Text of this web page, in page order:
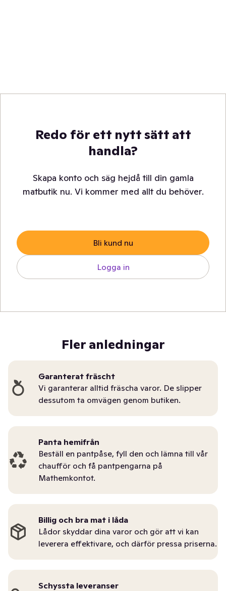
Redo för ett nytt sätt att
handla?
Skapa konto och säg hejdå till din gamla
matbutik nu. Vi kommer med allt du behöver.
Bli kund nu
Logga in
Fler anledningar
Garanterat fräscht
Vi garanterar alltid fräscha varor. De slipper
dessutom ta omvägen genom butiken.
Panta hemifrån
Beställ en pantpåse, fyll den och lämna till vår
chaufför och få pantpengarna på
Mathemkontot.
Billig och bra mat i låda
Lådor skyddar dina varor och gör att vi kan
leverera effektivare, och därför pressa priserna.
Schyssta leveranser